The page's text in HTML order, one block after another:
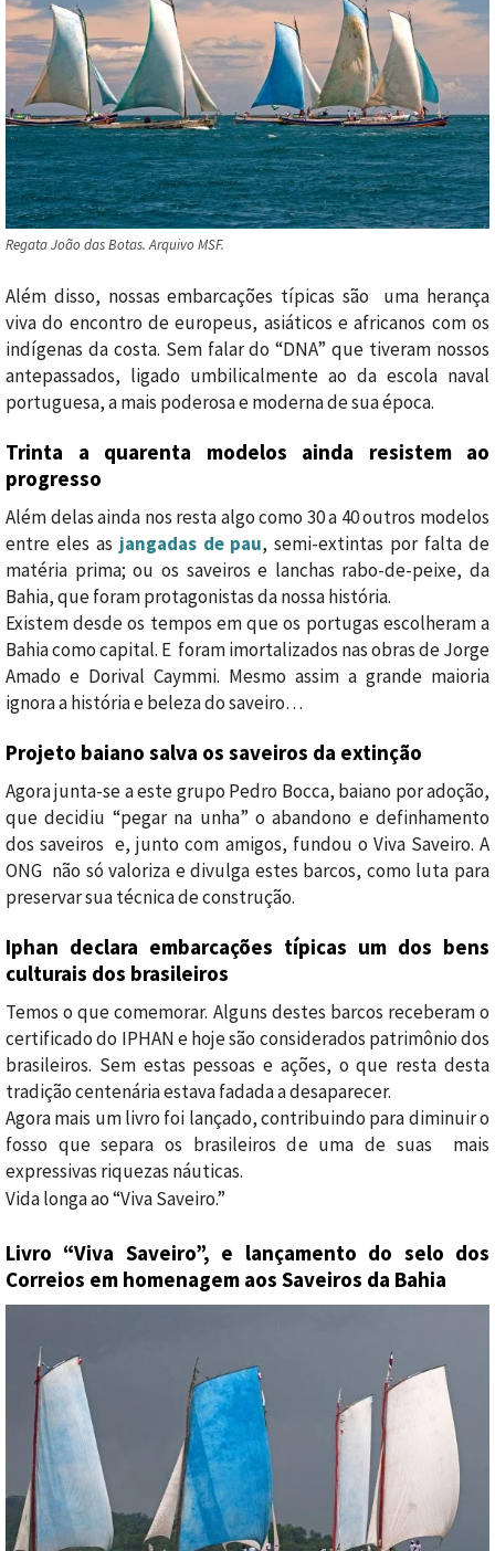
Regata João das Botas. Arquivo MSF.
Além disso, nossas embarcações típicas são uma herança
viva do encontro de europeus, asiáticos e africanos com os
indígenas da costa. Sem falar do “DNA” que tiveram nossos
antepassados, ligado umbilicalmente ao da escola naval
portuguesa, a mais poderosa e moderna de sua época.
Trinta a quarenta modelos ainda resistem ao
progresso
Além delas ainda nos resta algo como 30 a 40 outros modelos
entre eles as jangadas de pau, semi-extintas por falta de
matéria prima; ou os saveiros e lanchas rabo-de-peixe, da
Bahia, que foram protagonistas da nossa história.
Existem desde os tempos em que os portugas escolheram a
Bahia como capital. E foram imortalizados nas obras de Jorge
Amado e Dorival Caymmi. Mesmo assim a grande maioria
ignora a história e beleza do saveiro…
Projeto baiano salva os saveiros da extinção
Agora junta-se a este grupo Pedro Bocca, baiano por adoção,
que decidiu “pegar na unha” o abandono e definhamento
dos saveiros e, junto com amigos, fundou o Viva Saveiro. A
ONG não só valoriza e divulga estes barcos, como luta para
preservar sua técnica de construção.
Iphan declara embarcações típicas um dos bens
culturais dos brasileiros
Temos o que comemorar. Alguns destes barcos receberam o
certificado do IPHAN e hoje são considerados patrimônio dos
brasileiros. Sem estas pessoas e ações, o que resta desta
tradição centenária estava fadada a desaparecer.
Agora mais um livro foi lançado, contribuindo para diminuir o
fosso que separa os brasileiros de uma de suas mais
expressivas riquezas náuticas.
Vida longa ao “Viva Saveiro.”
Livro “Viva Saveiro”, e lançamento do selo dos
Correios em homenagem aos Saveiros da Bahia